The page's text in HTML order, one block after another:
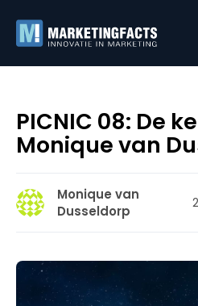
PICNIC 08: De
Monique van
Monique van
Dusseldorp